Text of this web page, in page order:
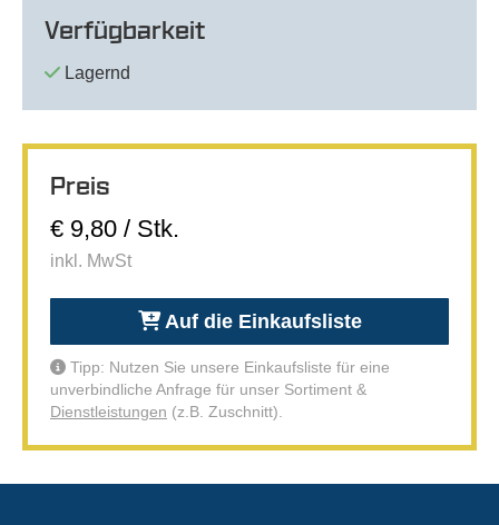
Verfügbarkeit
Lagernd
Preis
€ 9,80 / Stk.
inkl. MwSt
Auf die Einkaufsliste
Tipp: Nutzen Sie unsere Einkaufsliste für eine
unverbindliche Anfrage für unser Sortiment &
Dienstleistungen (z.B. Zuschnitt).